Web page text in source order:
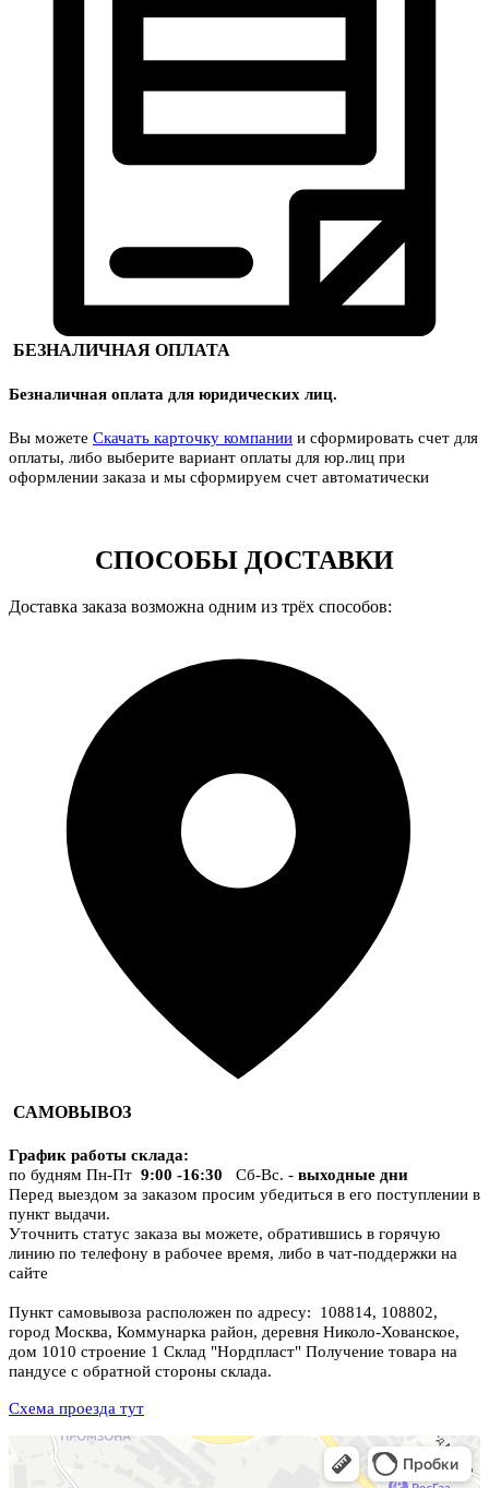
БЕЗНАЛИЧНАЯ ОПЛАТА
Безналичная оплата для юридических лиц.
Вы можете Скачать карточку компании и сформировать счет для
оплаты, либо выберите вариант оплаты для юр.лиц при
оформлении заказа и мы сформируем счет автоматически
СПОСОБЫ ДОСТАВКИ
Доставка заказа возможна одним из трёх способов:
САМОВЫВОЗ
График работы склада:
по будням Пн-Пт 9:00 -16:30 Сб-Вс. - выходные дни
Перед выездом за заказом просим убедиться в его поступлении в
пункт выдачи.
Уточнить статус заказа вы можете, обратившись в горячую
линию по телефону в рабочее время, либо в чат-поддержки на
сайте
Пункт самовывоза расположен по адресу: 108814, 108802,
город Москва, Коммунарка район, деревня Николо-Хованское,
дом 1010 строение 1 Склад "Нордпласт" Получение товара на
пандусе с обратной стороны склада.
Схема проезда тут